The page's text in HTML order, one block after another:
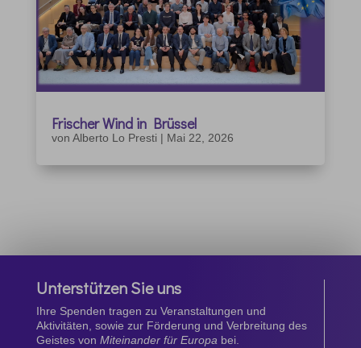
Frischer Wind in Brüssel
von Alberto Lo Presti | Mai 22, 2026
Unterstützen Sie uns
Ihre Spenden tragen zu Veranstaltungen und
Aktivitäten, sowie zur Förderung und Verbreitung des
Geistes von Miteinander für Europabei.